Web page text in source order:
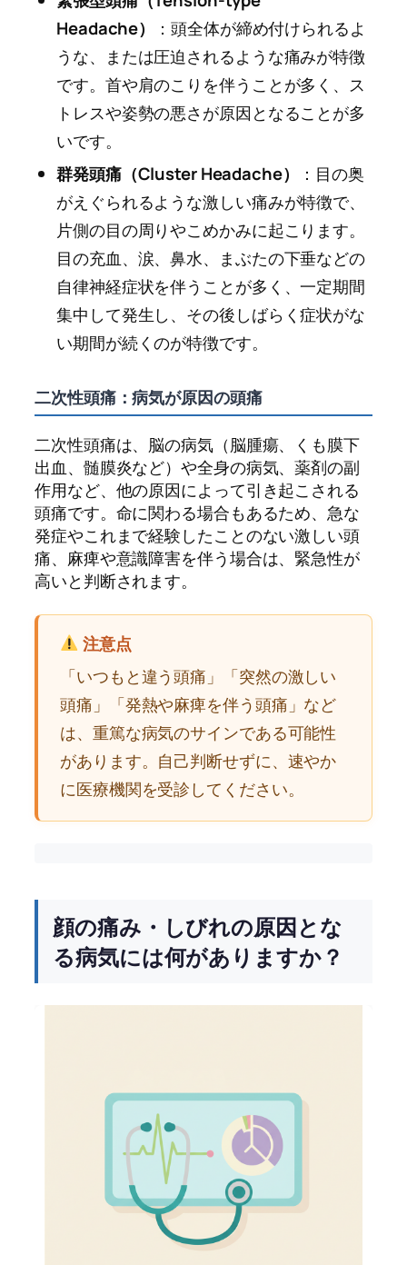
Headache）
：頭全体が締め付けられるよ
うな、または圧迫されるような痛みが特徴
です。首や肩のこりを伴うことが多く、ス
トレスや姿勢の悪さが原因となることが多
いです。
群発頭痛（Cluster Headache）
：目の奥
がえぐられるような激しい痛みが特徴で、
片側の目の周りやこめかみに起こります。
目の充血、涙、鼻水、まぶたの下垂などの
自律神経症状を伴うことが多く、一定期間
集中して発生し、その後しばらく症状がな
い期間が続くのが特徴です。
二次性頭痛：病気が原因の頭痛
二次性頭痛は、脳の病気（脳腫瘍、くも膜下
出血、髄膜炎など）や全身の病気、薬剤の副
作用など、他の原因によって引き起こされる
頭痛です。命に関わる場合もあるため、急な
発症やこれまで経験したことのない激しい頭
痛、麻痺や意識障害を伴う場合は、緊急性が
高いと判断されます。
注意点
「いつもと違う頭痛」「突然の激しい
頭痛」「発熱や麻痺を伴う頭痛」など
は、重篤な病気のサインである可能性
があります。自己判断せずに、速やか
に医療機関を受診してください。
顔の痛み・しびれの原因とな
る病気には何がありますか？